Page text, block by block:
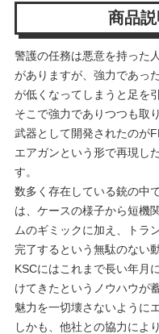
商品
警護の任務は悪意を持った
がありますが、強力であっ
が低くなってしまうと足を
そこで強力でありつつも取
武器として開発されたのが
エアガンという形で再現し
す。
数多く存在している銃の中
は、ケースの様子から短機
ムのギミックに加え、トラ
完了するという無駄のない
KSCにはこれまで長い年月
けてきたというノウハウが
魅力を一切壊さないように
しかも、他社との協力によ